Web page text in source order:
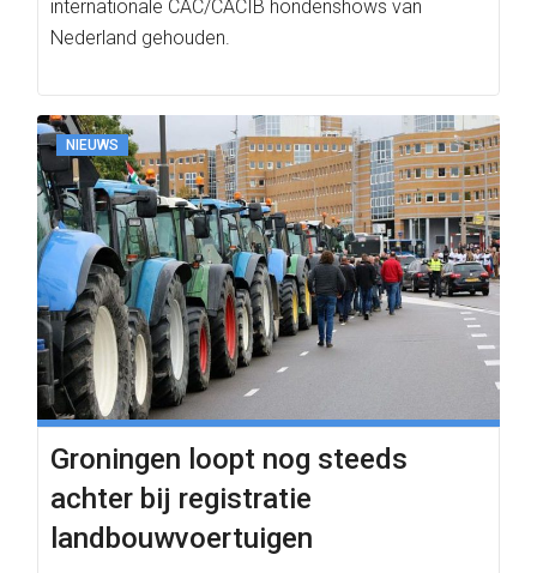
internationale CAC/CACIB hondenshows van
Nederland gehouden.
NIEUWS
Groningen loopt nog steeds
achter bij registratie
landbouwvoertuigen